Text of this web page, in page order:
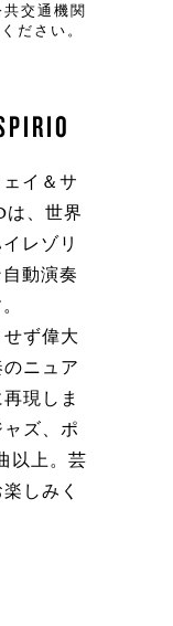
交通機関
ださい。
イ＆サ
は、世界
レゾリ
動演奏
ず偉大
ニュア
現しま
ズ、ポ
以上。芸
しみく